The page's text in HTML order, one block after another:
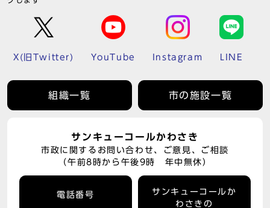
X(旧Twitter) YouTube Instagram LINE
組織一覧 市の施設一覧
サンキューコールかわさき
市政に関するお問い合わせ、ご意見、ご相談
（午前8時から午後9時 年中無休）
電話番号
サンキューコールか
わさきの